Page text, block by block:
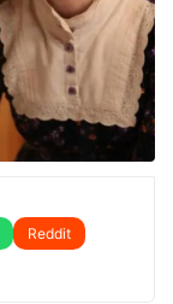
Reddit